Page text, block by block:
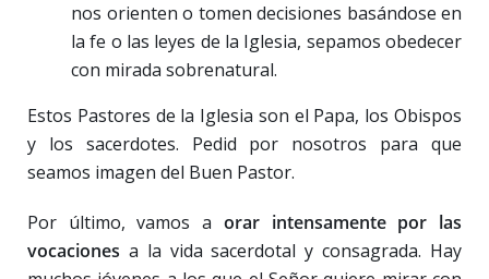
nos orienten o tomen decisiones basándose en
la fe o las leyes de la Iglesia, sepamos obedecer
con mirada sobrenatural.
Estos Pastores de la Iglesia son el Papa, los Obispos
y los sacerdotes. Pedid por nosotros para que
seamos imagen del Buen Pastor.
Por último, vamos a orar intensamente por las
vocaciones a la vida sacerdotal y consagrada. Hay